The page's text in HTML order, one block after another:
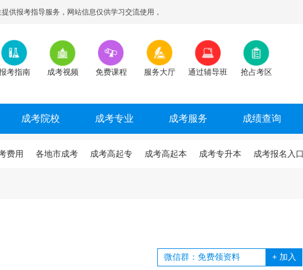
提供报考指导服务，网站信息仅供学习交流使用，
考指南 成考视频 免费课程 服务大厅 通过辅导班 抢占考区
成考院校 成考专业 成考服务 成绩查询
费用 各地市成考 成考高起专 成考高起本 成考专升本 成考报名入口
+ 加入